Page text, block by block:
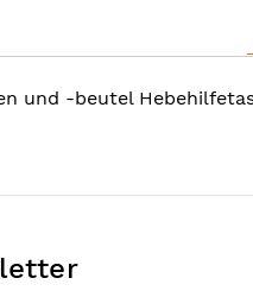
und -beutel